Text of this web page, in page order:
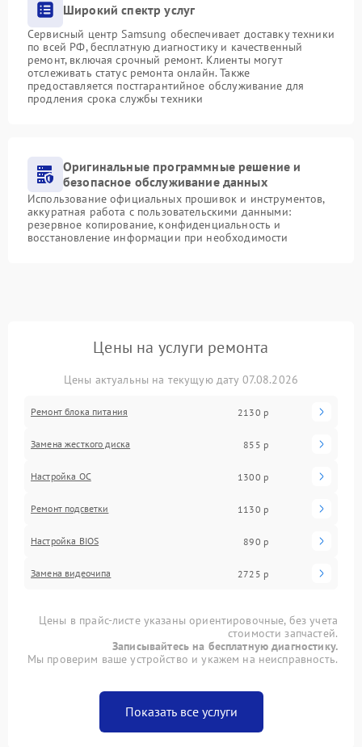
Широкий спектр услуг
Сервисный центр Samsung обеспечивает доставку техники
по всей РФ, бесплатную диагностику и качественный
ремонт, включая срочный ремонт. Клиенты могут
отслеживать статус ремонта онлайн. Также
предоставляется постгарантийное обслуживание для
продления срока службы техники
Оригинальные программные решение и
безопасное обслуживание данных
Использование официальных прошивок и инструментов,
аккуратная работа с пользовательскими данными:
резервное копирование, конфиденциальность и
восстановление информации при необходимости
Цены на услуги ремонта
Цены актуальны на текущую дату 07.08.2026
Ремонт блока питания 2130 р
Замена жесткого диска 855 р
Настройка ОС 1300 р
Ремонт подсветки 1130 р
Настройка BIOS 890 р
Замена видеочипа 2725 р
Цены в прайс-листе указаны ориентировочные, без учета
стоимости запчастей.
Записывайтесь на бесплатную диагностику.
Мы проверим ваше устройство и укажем на неисправность.
Показать все услуги